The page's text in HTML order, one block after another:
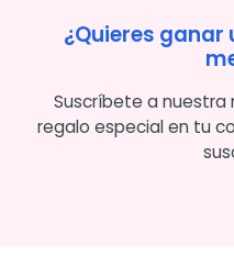
¿Quieres ganar
Suscríbete a nuestra
regalo especial en tu